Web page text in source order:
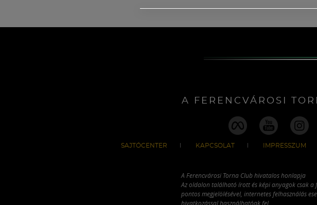
A FERENCVÁROSI
SAJTÓCENTER KAPCSOLAT IMPRESSZUM
A Ferencvárosi Torna Club hivatalos honlapja
Az oldalon található írott és képi anyagok csak a
pontos megjelölésével, internetes felhasználás
hivatkozással használhatóak fel.